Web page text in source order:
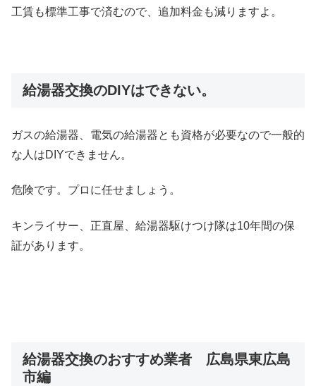
工賃も標準工事で済むので、追加料金も減りますよ。
給湯器交換のDIYはできない。
ガスの給湯器、電気の給湯器とも資格が必要なので一般的
な人はDIYできません。
危険です。プロに任せましょう。
キンライサー、正直屋、給湯器駆けつけ隊は10年間の保
証があります。
給湯器交換のおすすめ業者 広島県東広島
市編